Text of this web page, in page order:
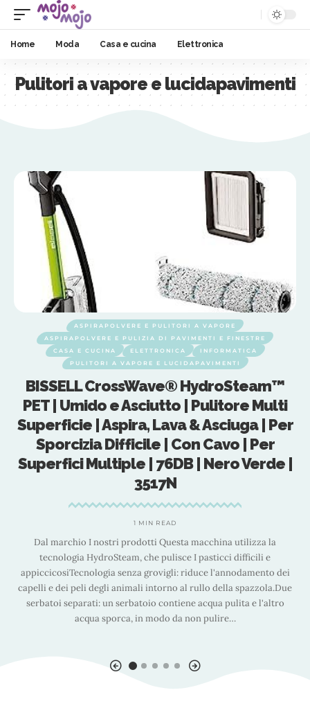
Home Moda Casa e cucina Elettronica
Pulitori a vapore e lucidapavimenti
ASPIRAPOLVERE E PULITORI A VAPORE
ASPIRAPOLVERE E PULIZIA DI PAVIMENTI E FINESTRE
CASA E CUCINA
ELETTRONICA
INFORMATICA
PULITORI A VAPORE E LUCIDAPAVIMENTI
BISSELL CrossWave® HydroSteam™
PET | Umido e Asciutto | Pulitore Multi
Superficie | Aspira, Lava & Asciuga | Per
Sporcizia Difficile | Con Cavo | Per
Superfici Multiple | 76DB | Nero Verde |
3517N
1 MIN READ
Dal marchio I nostri prodotti Questa macchina utilizza la
tecnologia HydroSteam, che pulisce I pasticci difficili e
appiccicosiTecnologia senza grovigli: riduce l'annodamento dei
capelli e dei peli degli animali intorno al rullo della spazzola.Due
serbatoi separati: un serbatoio contiene acqua pulita e l'altro
acqua sporca, in modo da non pulire…